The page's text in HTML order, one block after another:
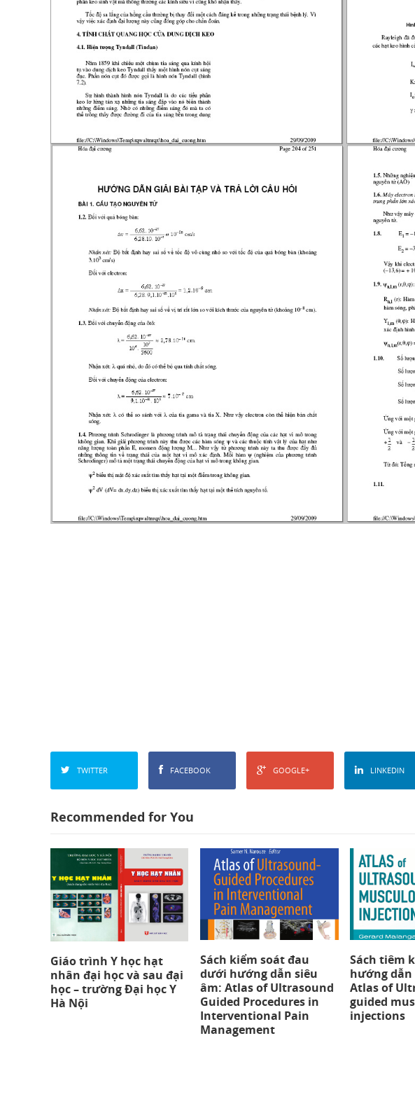
TWITTER FACEBOOK GOOGLE+ LINKEDIN
Recommended for You
Giáo trình Y học hạt
nhân đại học và sau đại
học – trường Đại học Y
Hà Nội
Sách kiểm soát đau
dưới hướng dẫn siêu
âm: Atlas of Ultrasound
Guided Procedures in
Interventional Pain
Management
Sách tiêm
hướng dẫn
Atlas of
guided
injections